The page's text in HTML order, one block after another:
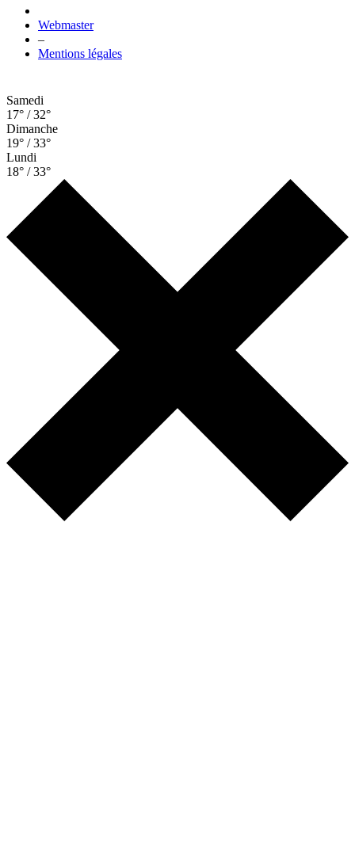
Webmaster
–
Mentions légales
Samedi
17° / 32°
Dimanche
19° / 33°
Lundi
18° / 33°